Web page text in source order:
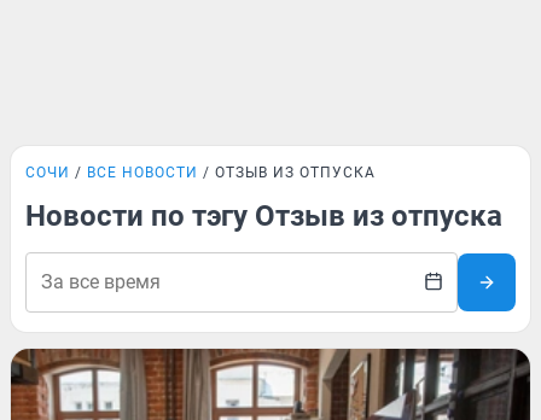
СОЧИ ВСЕ НОВОСТИ ОТЗЫВ ИЗ ОТПУСКА
Новости по тэгу Отзыв из отпуска